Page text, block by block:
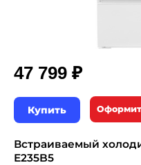
47 799 ₽
Купить
Встраиваемый
E235B5